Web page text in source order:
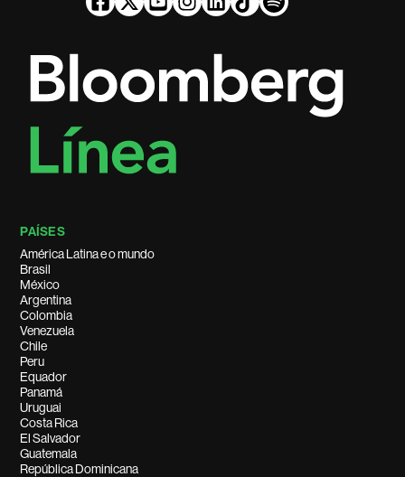
PAÍSES
América Latina e o mundo
Brasil
México
Argentina
Colombia
Venezuela
Chile
Peru
Equador
Panamá
Uruguai
Costa Rica
El Salvador
Guatemala
República Dominicana